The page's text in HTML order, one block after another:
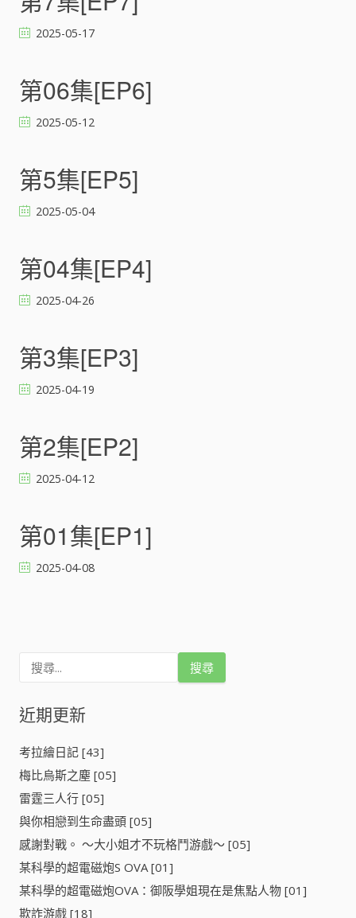
2025-05-17
第06集[EP6]
2025-05-12
第5集[EP5]
2025-05-04
第04集[EP4]
2025-04-26
第3集[EP3]
2025-04-19
第2集[EP2]
2025-04-12
第01集[EP1]
2025-04-08
章
導
覽
字
近期更新
考拉繪日記 [43]
梅比烏斯之塵 [05]
雷霆三人行 [05]
與你相戀到生命盡頭 [05]
感謝對戰。 ～大小姐才不玩格鬥游戲～ [05]
某科學的超電磁炮S OVA [01]
某科學的超電磁炮OVA：御阪學姐現在是焦點人物 [01]
欺詐游戲 [18]